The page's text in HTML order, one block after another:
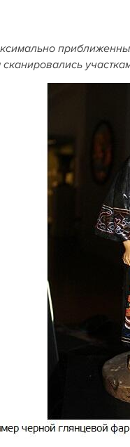
сканировались